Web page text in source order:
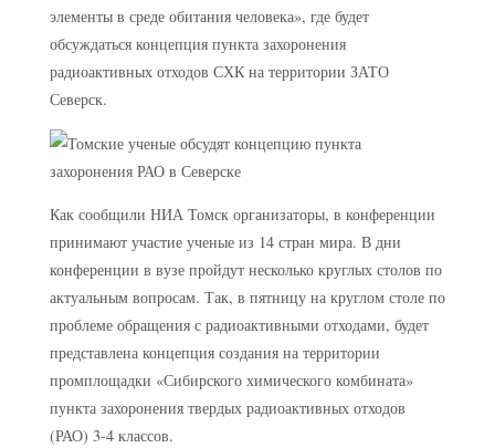
элементы в среде обитания человека», где будет
обсуждаться концепция пункта захоронения
радиоактивных отходов СХК на территории ЗАТО
Северск.
Как сообщили НИА Томск организаторы, в конференции
принимают участие ученые из 14 стран мира. В дни
конференции в вузе пройдут несколько круглых столов по
актуальным вопросам. Так, в пятницу на круглом столе по
проблеме обращения с радиоактивными отходами, будет
представлена концепция создания на территории
промплощадки «Сибирского химического комбината»
пункта захоронения твердых радиоактивных отходов
(РАО) 3-4 классов.